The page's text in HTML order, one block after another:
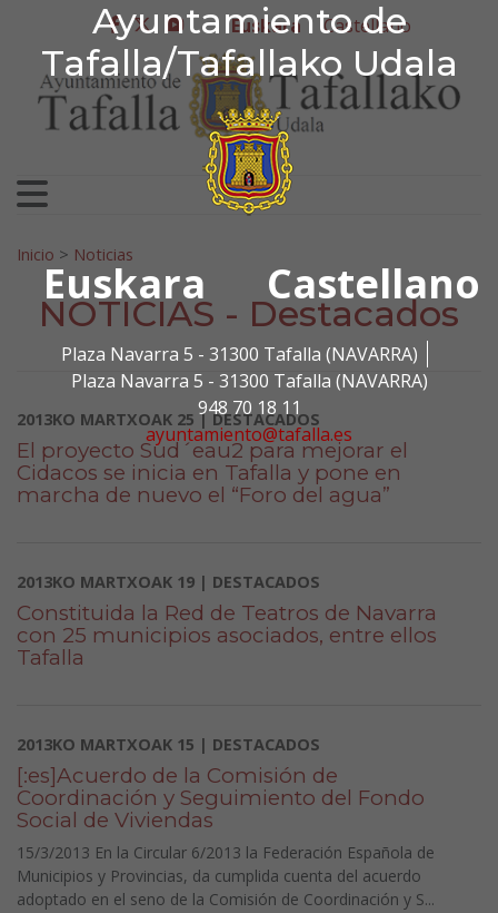
Ayuntamiento de
Tafalla/Tafallako Udala
Euskara Castellano
Plaza Navarra 5 - 31300 Tafalla (NAVARRA)
Plaza Navarra 5 - 31300 Tafalla (NAVARRA)
948 70 18 11
ayuntamiento@tafalla.es
Ir al contenido
Ayuntamiento de
facebook
twitter
youtube
Euskara Castellano
Bilatu:
Inicio > Noticias
NOTICIAS - Destacados
2013KO MARTXOAK 25 | DESTACADOS
El proyecto Sud´eau2 para mejorar el
Cidacos se inicia en Tafalla y pone en
marcha de nuevo el “Foro del agua”
2013KO MARTXOAK 19 | DESTACADOS
Constituida la Red de Teatros de Navarra
con 25 municipios asociados, entre ellos
Tafalla
2013KO MARTXOAK 15 | DESTACADOS
[:es]Acuerdo de la Comisión de
Coordinación y Seguimiento del Fondo
Social de Viviendas
15/3/2013 En la Circular 6/2013 la Federación Española de
Municipios y Provincias, da cumplida cuenta del acuerdo
adoptado en el seno de la Comisión de Coordinación y S...